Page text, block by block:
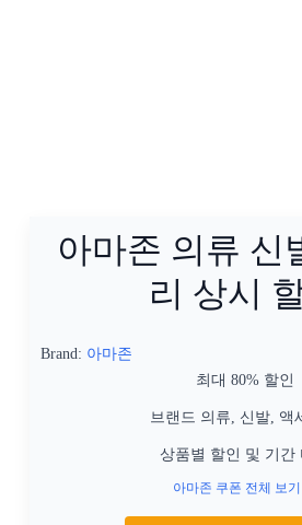
아마존 의류 신
리 상시
Brand: 아마존
최대 80% 할인
브랜드 의류, 신발, 액
상품별 할인 및 기간
아마존 쿠폰 전체 보